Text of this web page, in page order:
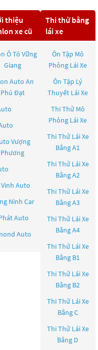
thiệu
xe cũ
Ô Tô Vững
Giang
Auto An
Phú Đạt
Vượng
Phương
Auto
Ninh Car
Auto
Auto
Thi thử bằng
lái xe
Ôn Tập Mô
Phỏng Lái Xe
Ôn Tập Lý
Thuyết Lái Xe
Thi Thử Mô
Phỏng Lái Xe
Thi Thử Lái Xe
Bằng A1
Thi Thử Lái Xe
Bằng A2
Thi Thử Lái Xe
Bằng A3
Thi Thử Lái Xe
Bằng A4
Thi Thử Lái Xe
Bằng B1
Thi Thử Lái Xe
Bằng B2
Thi Thử Lái Xe
Bằng C
Thi Thử Lái Xe
Bằng D